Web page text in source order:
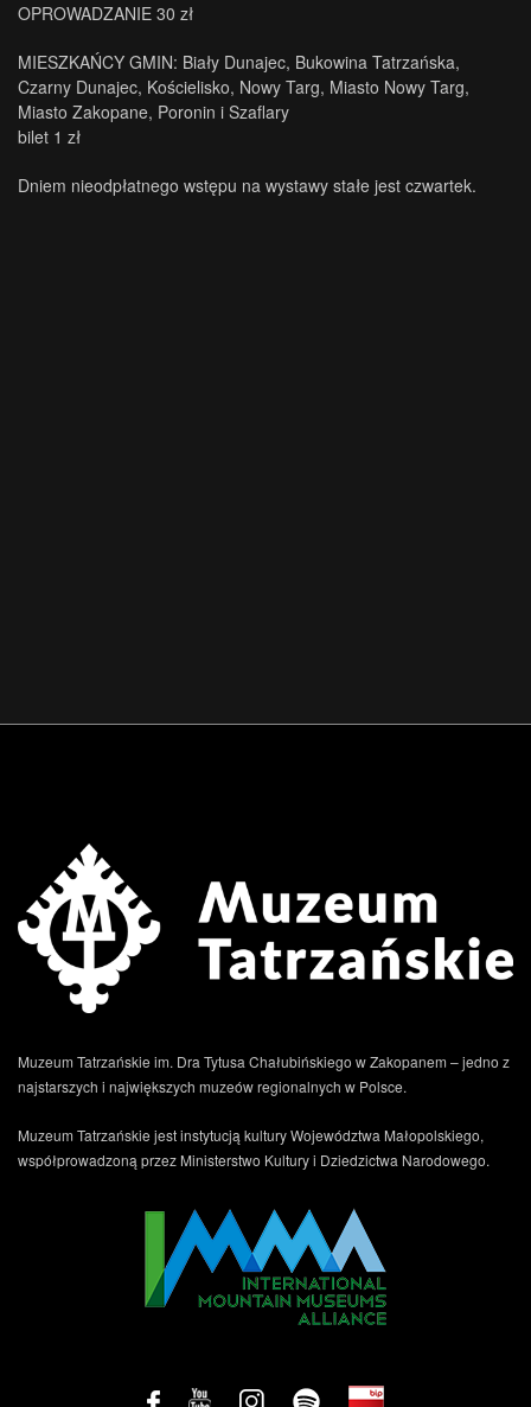
OPROWADZANIE 30 zł
MIESZKAŃCY GMIN: Biały Dunajec, Bukowina Tatrzańska,
Czarny Dunajec, Kościelisko, Nowy Targ, Miasto Nowy Targ,
Miasto Zakopane, Poronin i Szaflary
bilet 1 zł
Dniem nieodpłatnego wstępu na wystawy stałe jest czwartek.
Muzeum Tatrzańskie im. Dra Tytusa Chałubińskiego w Zakopanem – jedno z
najstarszych i największych muzeów regionalnych w Polsce.
Muzeum Tatrzańskie jest instytucją kultury Województwa Małopolskiego,
współprowadzoną przez Ministerstwo Kultury i Dziedzictwa Narodowego.